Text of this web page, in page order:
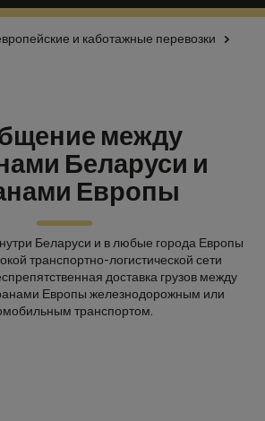
и каботажные перевозки
между
Беларуси и
Европы
Беларуси и в любые города Европы
транспортно-логистической сети
доставка грузов между
Европы железнодорожным или
транспортом.